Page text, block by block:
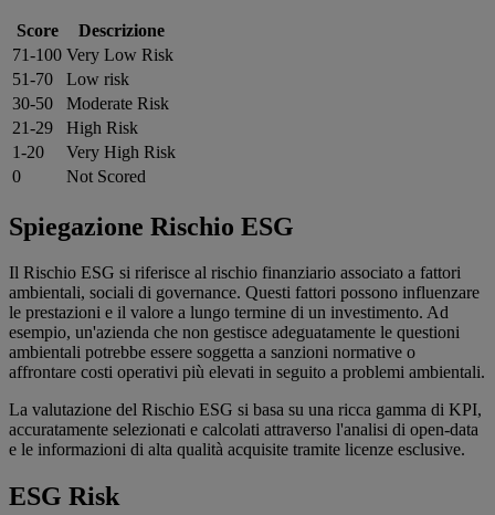
Score
Descrizione
71-100 Very Low Risk
51-70
Low risk
30-50
Moderate Risk
21-29
High Risk
1-20
Very High Risk
0
Not Scored
Spiegazione Rischio ESG
Il Rischio ESG si riferisce al rischio finanziario associato a fattori
ambientali, sociali di governance. Questi fattori possono influenzare
le prestazioni e il valore a lungo termine di un investimento. Ad
esempio, un'azienda che non gestisce adeguatamente le questioni
ambientali potrebbe essere soggetta a sanzioni normative o
affrontare costi operativi più elevati in seguito a problemi ambientali.
La valutazione del Rischio ESG si basa su una ricca gamma di KPI,
accuratamente selezionati e calcolati attraverso l'analisi di open-data
e le informazioni di alta qualità acquisite tramite licenze esclusive.
ESG Risk